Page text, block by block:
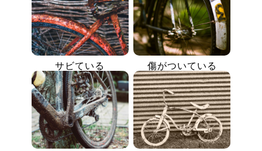
サビている 傷がついている